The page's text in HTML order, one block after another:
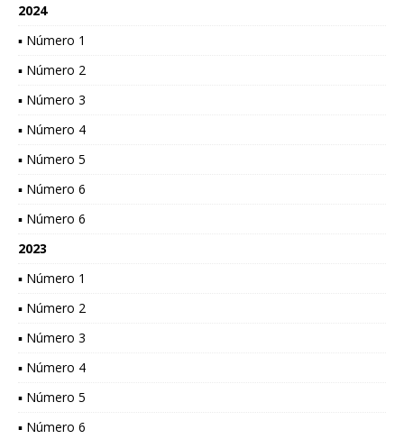
2024
▪ Número 1
▪ Número 2
▪ Número 3
▪ Número 4
▪ Número 5
▪ Número 6
▪ Número 6
2023
▪ Número 1
▪ Número 2
▪ Número 3
▪ Número 4
▪ Número 5
▪ Número 6